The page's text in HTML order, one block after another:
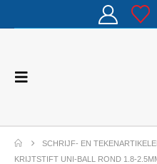
SCHRIJF- EN
KRIJTSTIFT UNI-BALL ROND 1.8-